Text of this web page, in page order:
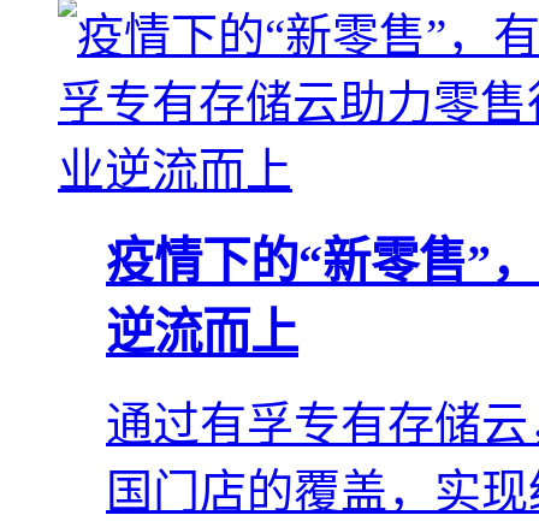
疫情下的“新零售”
逆流而上
通过有孚专有存储
国门店的覆盖，实